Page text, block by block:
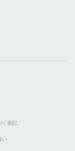
く表記
い